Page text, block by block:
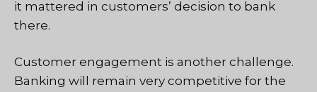
it mattered in customers’ decision to bank
there.
Customer engagement is another challenge.
Banking will remain very competitive for the